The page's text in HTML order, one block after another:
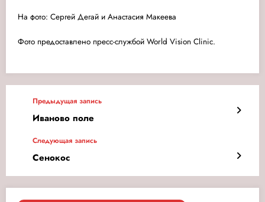
На фото: Сергей Дегай и Анастасия Макеева
Фото предоставлено пресс-службой World Vision Clinic.
Предыдущая запись
Иваново поле
Следующая запись
Сенокос